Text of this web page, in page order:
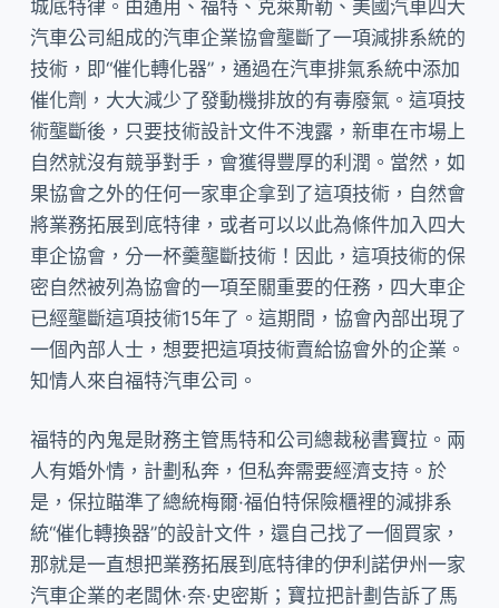
城底特律。由通用、福特、克萊斯勒、美國汽車四大
汽車公司組成的汽車企業協會壟斷了一項減排系統的
技術，即“催化轉化器”，通過在汽車排氣系統中添加
催化劑，大大減少了發動機排放的有毒廢氣。這項技
術壟斷後，只要技術設計文件不洩露，新車在市場上
自然就沒有競爭對手，會獲得豐厚的利潤。當然，如
果協會之外的任何一家車企拿到了這項技術，自然會
將業務拓展到底特律，或者可以以此為條件加入四大
車企協會，分一杯羹壟斷技術！因此，這項技術的保
密自然被列為協會的一項至關重要的任務，四大車企
已經壟斷這項技術15年了。這期間，協會內部出現了
一個內部人士，想要把這項技術賣給協會外的企業。
知情人來自福特汽車公司。
福特的內鬼是財務主管馬特和公司總裁秘書寶拉。兩
人有婚外情，計劃私奔，但私奔需要經濟支持。於
是，保拉瞄準了總統梅爾·福伯特保險櫃裡的減排系
統“催化轉換器”的設計文件，還自己找了一個買家，
那就是一直想把業務拓展到底特律的伊利諾伊州一家
汽車企業的老闆休·奈·史密斯；寶拉把計劃告訴了馬